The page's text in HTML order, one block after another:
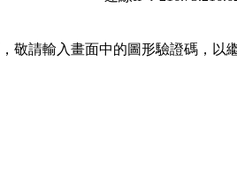
敬請輸入畫面中的圖形驗證碼，以